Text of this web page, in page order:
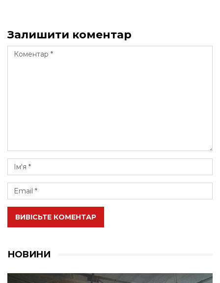
Залишити коментар
ВИВІСЬТЕ КОМЕНТАР
НОВИНИ